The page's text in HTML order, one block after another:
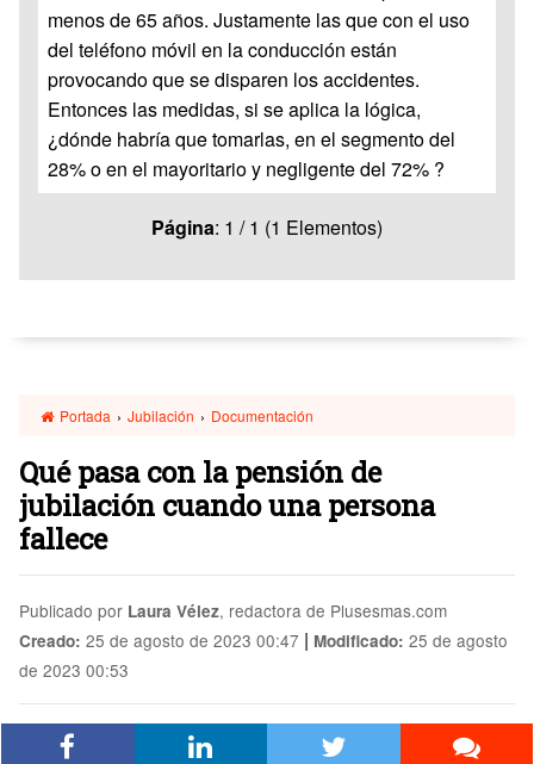
menos de 65 años. Justamente las que con el uso
del teléfono móvil en la conducción están
provocando que se disparen los accidentes.
Entonces las medidas, si se aplica la lógica,
¿dónde habría que tomarlas, en el segmento del
28% o en el mayoritario y negligente del 72% ?
Página: 1 / 1 (1 Elementos)
Portada › Jubilación › Documentación
Qué pasa con la pensión de
jubilación cuando una persona
fallece
Publicado por Laura Vélez, redactora de Plusesmas.com
Creado: 25 de agosto de 2023 00:47 | Modificado: 25 de agosto
de 2023 00:53